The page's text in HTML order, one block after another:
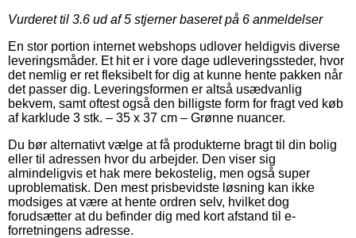
Vurderet til 3.6 ud af 5 stjerner baseret på 6 anmeldelser
En stor portion internet webshops udlover heldigvis diverse
leveringsmåder. Et hit er i vore dage udleveringssteder, hvor
det nemlig er ret fleksibelt for dig at kunne hente pakken når
det passer dig. Leveringsformen er altså usædvanlig
bekvem, samt oftest også den billigste form for fragt ved køb
af karklude 3 stk. – 35 x 37 cm – Grønne nuancer.
Du bør alternativt vælge at få produkterne bragt til din bolig
eller til adressen hvor du arbejder. Den viser sig
almindeligvis et hak mere bekostelig, men også super
uproblematisk. Den mest prisbevidste løsning kan ikke
modsiges at være at hente ordren selv, hvilket dog
forudsætter at du befinder dig med kort afstand til e-
forretningens adresse.